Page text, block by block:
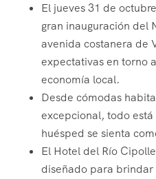
El jueves 31 de
gran inauguración del
avenida costanera de
expectativas en torno
economía local.
Desde cómodas
excepcional, todo
huésped se sienta
El Hotel del Río
diseñado para brindar